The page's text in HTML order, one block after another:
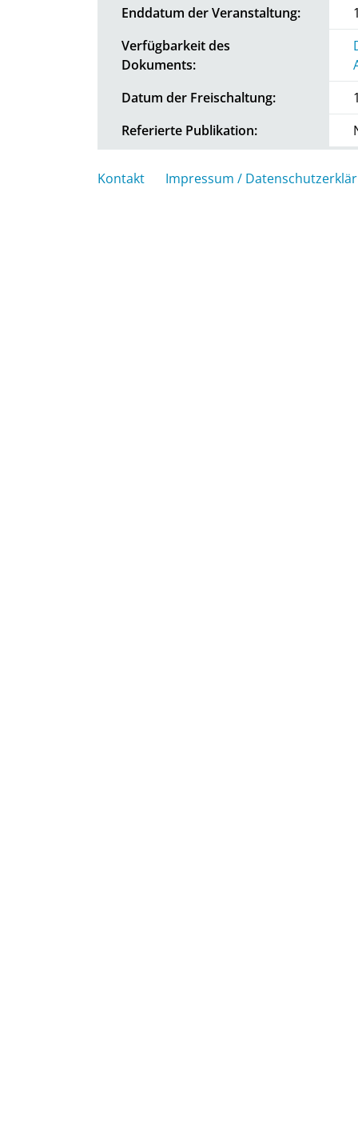
Enddatum der Veranstaltung:
Verfügbarkeit des
Dokuments:
Datum der Freischaltung:
Referierte Publikation:
Kontakt Impressum /